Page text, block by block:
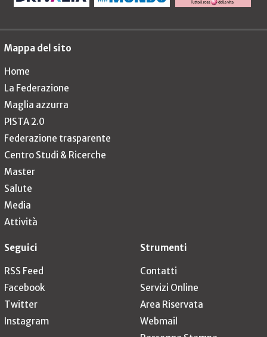
Mappa del sito
Home
La Federazione
Maglia azzurra
PISTA 2.0
Federazione trasparente
Centro Studi & Ricerche
Master
Salute
Media
Attività
Seguici
RSS Feed
Facebook
Twitter
Instagram
Strumenti
Contatti
Servizi Online
Area Riservata
Webmail